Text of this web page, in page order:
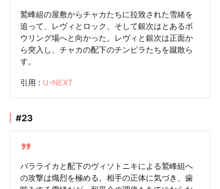
鷲峰組の屋敷からチャカたちに拉致された雪緒を
追って、レヴィとロック、そして銀次はとあるボ
ウリング場へと向かった。レヴィと銀次は正面か
ら突入し、チャカの配下のチンピラたちを蹴散ら
す。
引用 : U-NEXT
#23
バラライカと配下のヴィソトニキによる鷲峰組へ
の攻撃は熾烈を極める。相手の正体に気づき、歯